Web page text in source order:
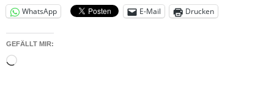
WhatsApp E-Mail Drucken
GEFÄLLT MIR:
Wird